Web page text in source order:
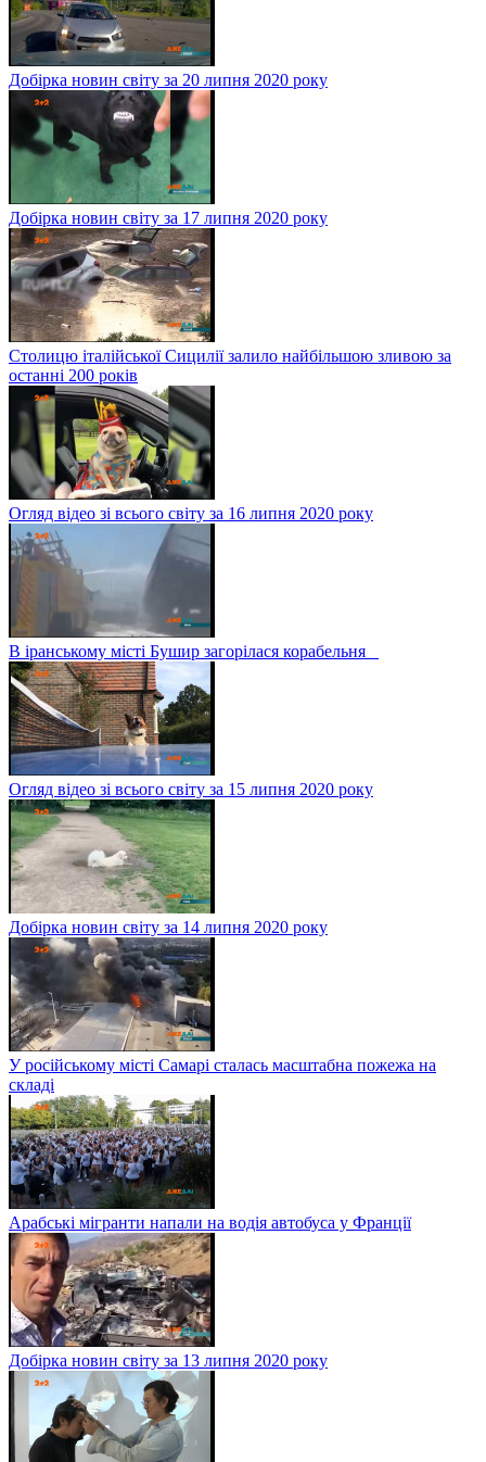
Добірка новин світу за 20 липня 2020 року
Добірка новин світу за 17 липня 2020 року
Столицю італійської Сицилії залило найбільшою зливою за
останні 200 років
Огляд відео зі всього світу за 16 липня 2020 року
В іранському місті Бушир загорілася корабельня
Огляд відео зі всього світу за 15 липня 2020 року
Добірка новин світу за 14 липня 2020 року
У російському місті Самарі сталась масштабна пожежа на
складі
Арабські мігранти напали на водія автобуса у Франції
Добірка новин світу за 13 липня 2020 року